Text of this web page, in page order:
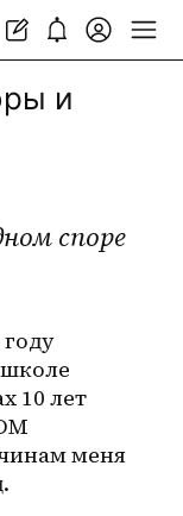
и
споре
году
10 лет
меня